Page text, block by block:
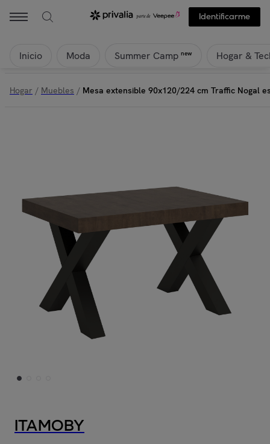
Identificarme
Inicio Moda Summer Camp new Hogar &
Hogar / Muebles / Mesa extensible 90x120/224 cm Traffic Nogal
ITAMOBY